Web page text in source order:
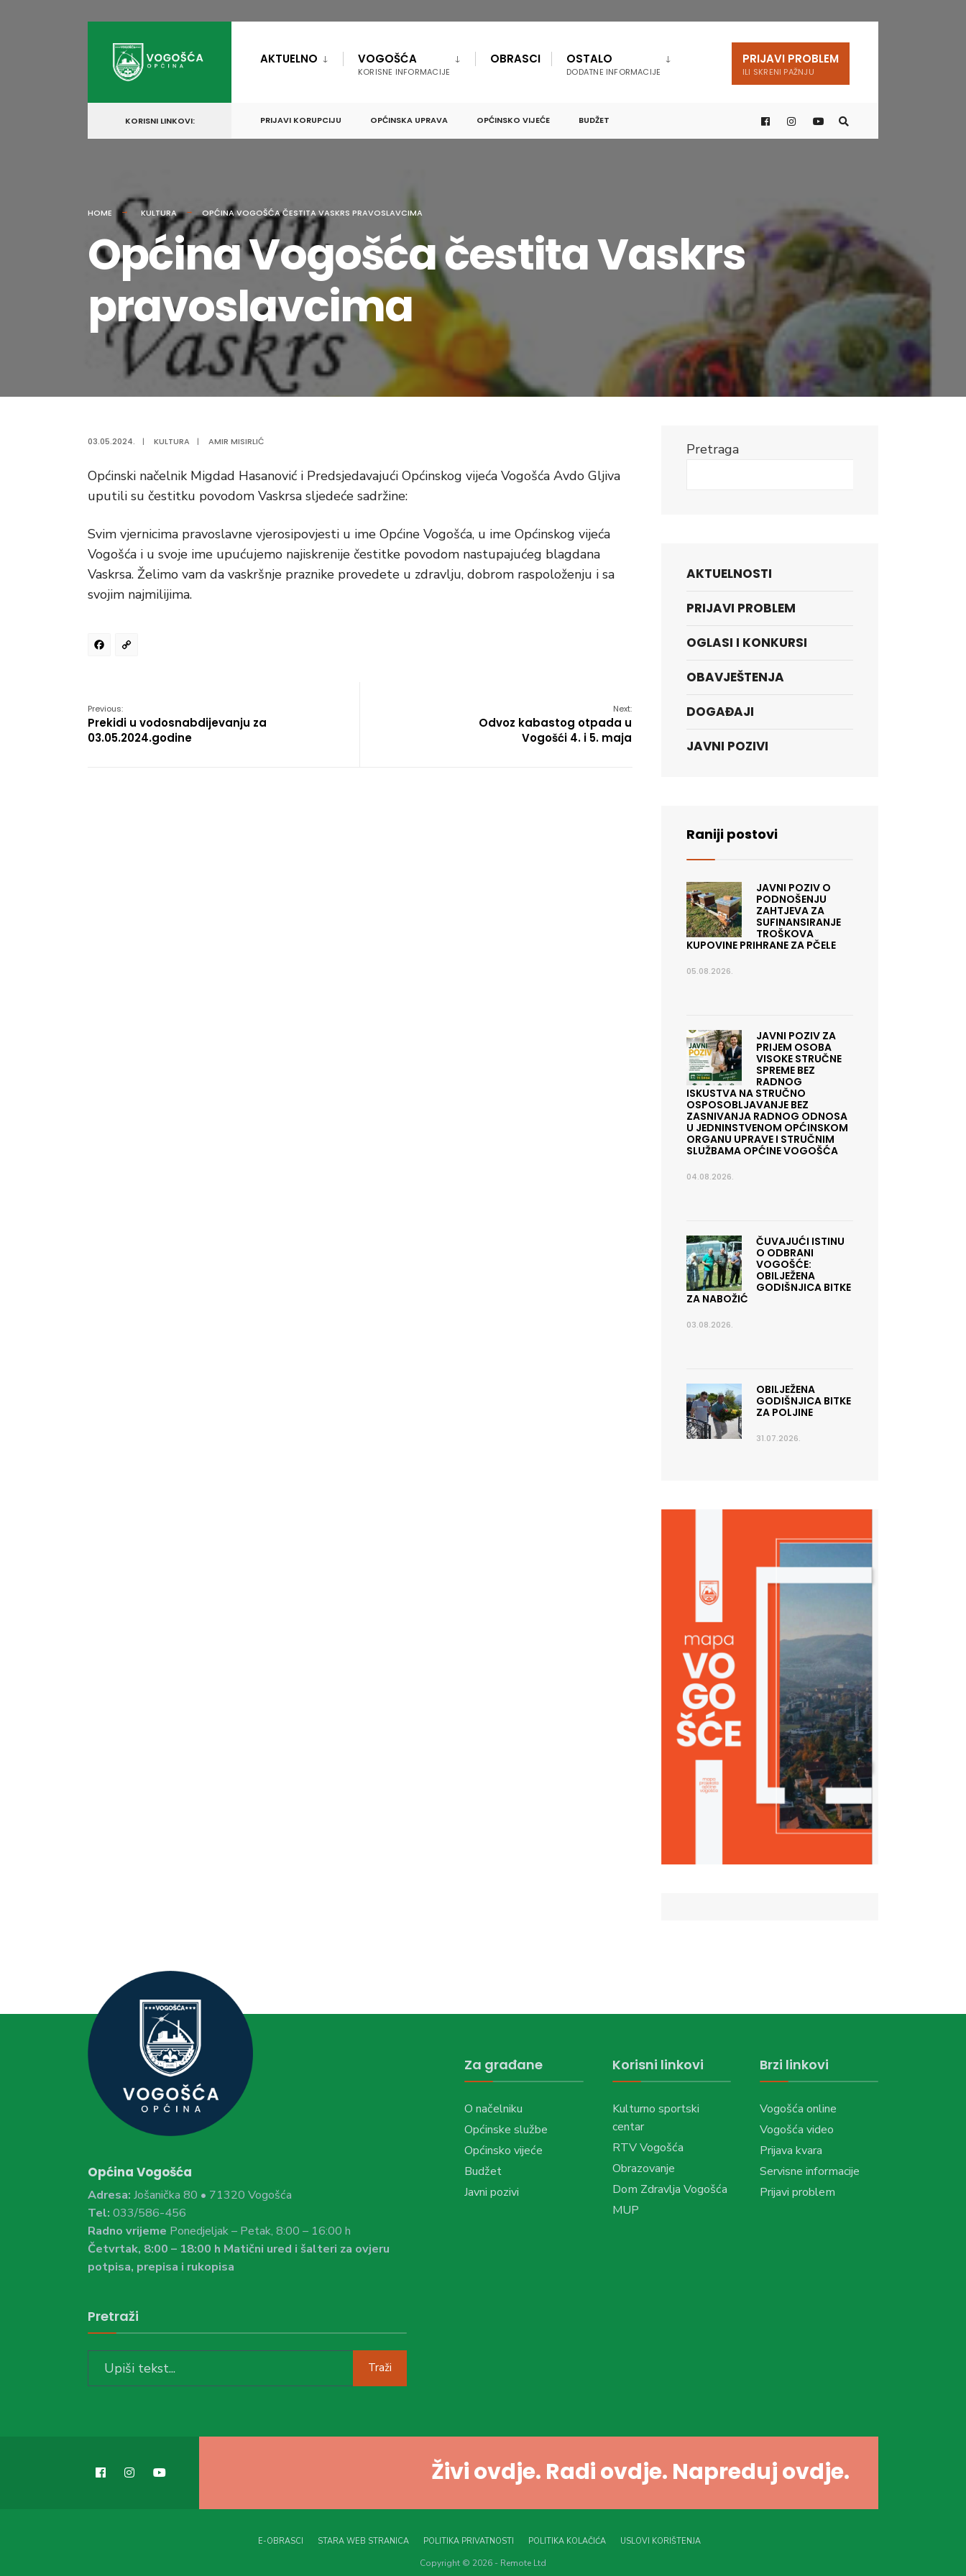
content
AKTUELNO VOGOŠĆA
KORISNE INFORMACIJE
OBRASCI OSTALO
DODATNE INFORMACIJE
PRIJAVI PROBLEM
ILI SKRENI PAŽNJU
KORISNI LINKOVI: PRIJAVI KORUPCIJU OPĆINSKA UPRAVA OPĆINSKO VIJEĆE BUDŽET
HOME KULTURA OPĆINA VOGOŠĆA ČESTITA VASKRS PRAVOSLAVCIMA
Općina Vogošća čestita Vaskrs
pravoslavcima
03.05.2024. | KULTURA | AMIR MISIRLIĆ
Općinski načelnik Migdad Hasanović i Predsjedavajući Općinskog vijeća Vogošća Avdo Gljiva
uputili su čestitku povodom Vaskrsa sljedeće sadržine:
Svim vjernicima pravoslavne vjerosipovjesti u ime Općine Vogošća, u ime Općinskog vijeća
Vogošća i u svoje ime upućujemo najiskrenije čestitke povodom nastupajućeg blagdana
Vaskrsa. Želimo vam da vaskršnje praznike provedete u zdravlju, dobrom raspoloženju i sa
svojim najmilijima.
Facebook
Previous:
Prekidi u vodosnabdijevanju za
03.05.2024.godine
Next:
Odvoz kabastog otpada u
Vogošći 4. i 5. maja
Pretraga
AKTUELNOSTI
PRIJAVI PROBLEM
OGLASI I KONKURSI
OBAVJEŠTENJA
DOGAĐAJI
JAVNI POZIVI
Raniji postovi
JAVNI POZIV O
PODNOŠENJU
ZAHTJEVA ZA
SUFINANSIRANJE
TROŠKOVA
KUPOVINE PRIHRANE ZA PČELE
05.08.2026.
JAVNI POZIV ZA
PRIJEM OSOBA
VISOKE STRUČNE
SPREME BEZ
RADNOG
ISKUSTVA NA STRUČNO
OSPOSOBLJAVANJE BEZ
ZASNIVANJA RADNOG ODNOSA
U JEDNINSTVENOM OPĆINSKOM
ORGANU UPRAVE I STRUČNIM
SLUŽBAMA OPĆINE VOGOŠĆA
04.08.2026.
ČUVAJUĆI ISTINU
O ODBRANI
VOGOŠĆE:
OBILJEŽENA
GODIŠNJICA BITKE
ZA NABOŽIĆ
03.08.2026.
OBILJEŽENA
GODIŠNJICA BITKE
ZA POLJINE
31.07.2026.
Općina Vogošća
Adresa: Jošanička 80 • 71320 Vogošća
Tel: 033/586-456
Radno vrijeme Ponedjeljak – Petak, 8:00 – 16:00 h
Četvrtak, 8:00 – 18:00 h Matični ured i šalteri za ovjeru
potpisa, prepisa i rukopisa
Pretraži
Traži
Za građane
O načelniku
Općinske službe
Općinsko vijeće
Budžet
Javni pozivi
Korisni linkovi
Kulturno sportski
centar
RTV Vogošća
Obrazovanje
Dom Zdravlja Vogošća
MUP
Brzi linkovi
Vogošća online
Vogošća video
Prijava kvara
Servisne informacije
Prijavi problem
Živi ovdje. Radi ovdje. Napreduj ovdje.
E-OBRASCI STARA WEB STRANICA POLITIKA PRIVATNOSTI POLITIKA KOLAČIĆA USLOVI KORIŠTENJA
Copyright © 2026 - Remote Ltd